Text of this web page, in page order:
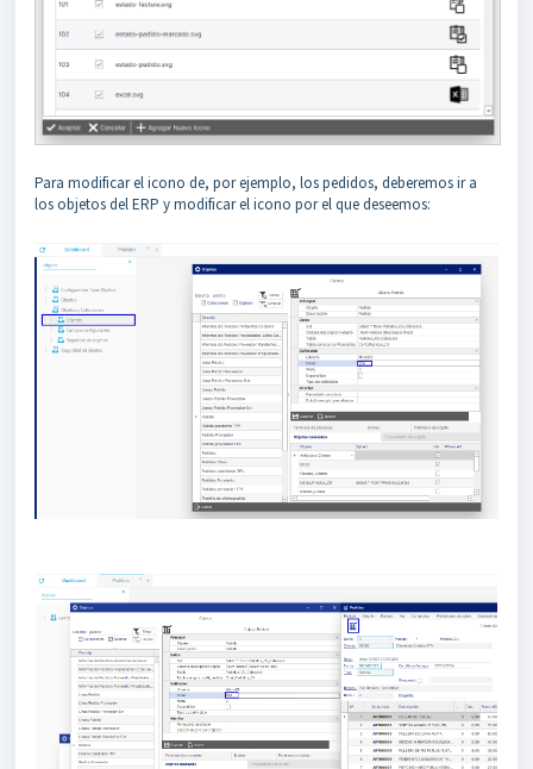
Para modificar el icono de, por ejemplo, los pedidos, deberemos ir a
los objetos del ERP y modificar el icono por el que deseemos: